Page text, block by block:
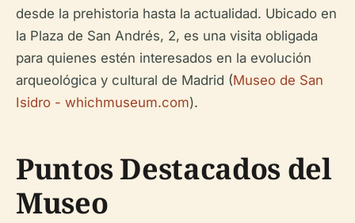
desde la prehistoria hasta la actualidad. Ubicado en
la Plaza de San Andrés, 2, es una visita obligada
para quienes estén interesados en la evolución
arqueológica y cultural de Madrid (Museo de San
Isidro - whichmuseum.com).
Puntos Destacados del
Museo